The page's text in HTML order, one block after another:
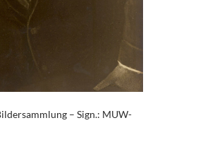
– Sign.: MUW-